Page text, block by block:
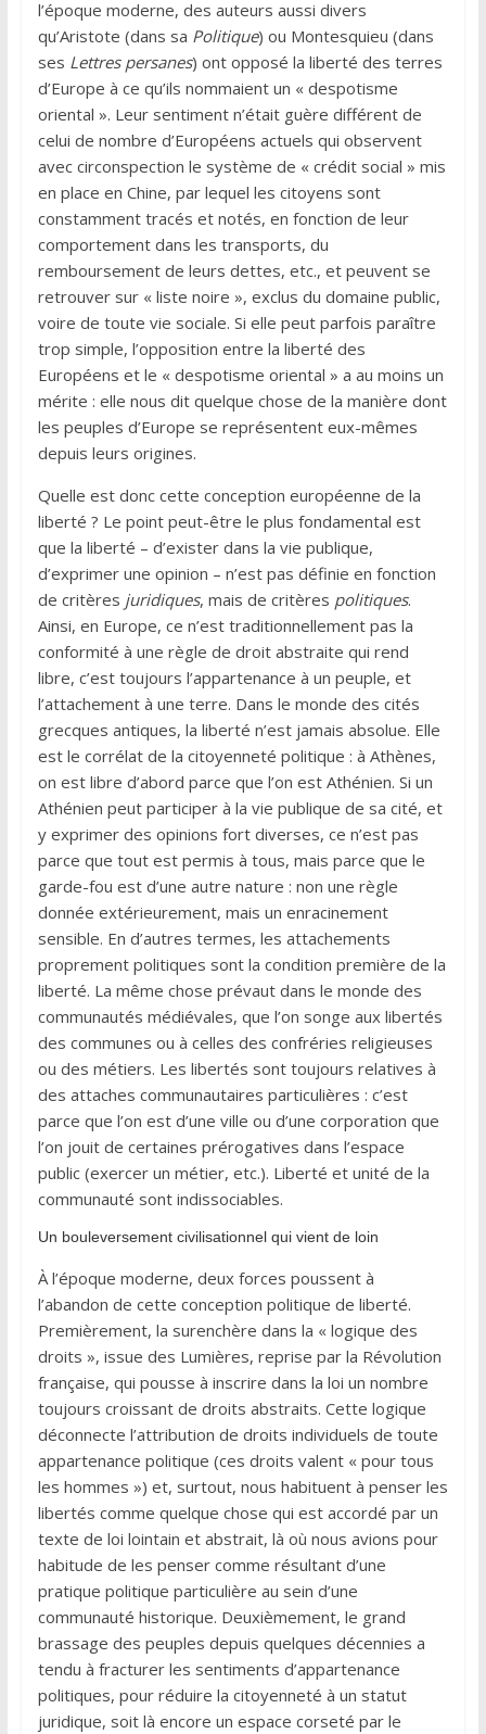
l’époque moderne, des auteurs aussi divers
qu’Aristote (dans sa Politique) ou Montesquieu (dans
ses Lettres persanes) ont opposé la liberté des terres
d’Europe à ce qu’ils nommaient un « despotisme
oriental ». Leur sentiment n’était guère différent de
celui de nombre d’Européens actuels qui observent
avec circonspection le système de « crédit social » mis
en place en Chine, par lequel les citoyens sont
constamment tracés et notés, en fonction de leur
comportement dans les transports, du
remboursement de leurs dettes, etc., et peuvent se
retrouver sur « liste noire », exclus du domaine public,
voire de toute vie sociale. Si elle peut parfois paraître
trop simple, l’opposition entre la liberté des
Européens et le « despotisme oriental » a au moins un
mérite : elle nous dit quelque chose de la manière dont
les peuples d’Europe se représentent eux-mêmes
depuis leurs origines.
Quelle est donc cette conception européenne de la
liberté ? Le point peut-être le plus fondamental est
que la liberté – d’exister dans la vie publique,
d’exprimer une opinion – n’est pas définie en fonction
de critères juridiques, mais de critères politiques.
Ainsi, en Europe, ce n’est traditionnellement pas la
conformité à une règle de droit abstraite qui rend
libre, c’est toujours l’appartenance à un peuple, et
l’attachement à une terre. Dans le monde des cités
grecques antiques, la liberté n’est jamais absolue. Elle
est le corrélat de la citoyenneté politique : à Athènes,
on est libre d’abord parce que l’on est Athénien. Si un
Athénien peut participer à la vie publique de sa cité, et
y exprimer des opinions fort diverses, ce n’est pas
parce que tout est permis à tous, mais parce que le
garde-fou est d’une autre nature : non une règle
donnée extérieurement, mais un enracinement
sensible. En d’autres termes, les attachements
proprement politiques sont la condition première de la
liberté. La même chose prévaut dans le monde des
communautés médiévales, que l’on songe aux libertés
des communes ou à celles des confréries religieuses
ou des métiers. Les libertés sont toujours relatives à
des attaches communautaires particulières : c’est
parce que l’on est d’une ville ou d’une corporation que
l’on jouit de certaines prérogatives dans l’espace
public (exercer un métier, etc.). Liberté et unité de la
communauté sont indissociables.
Un bouleversement civilisationnel qui vient de loin
À l’époque moderne, deux forces poussent à
l’abandon de cette conception politique de liberté.
Premièrement, la surenchère dans la « logique des
droits », issue des Lumières, reprise par la Révolution
française, qui pousse à inscrire dans la loi un nombre
toujours croissant de droits abstraits. Cette logique
déconnecte l’attribution de droits individuels de toute
appartenance politique (ces droits valent « pour tous
les hommes ») et, surtout, nous habituent à penser les
libertés comme quelque chose qui est accordé par un
texte de loi lointain et abstrait, là où nous avions pour
habitude de les penser comme résultant d’une
pratique politique particulière au sein d’une
communauté historique. Deuxièmement, le grand
brassage des peuples depuis quelques décennies a
tendu à fracturer les sentiments d’appartenance
politiques, pour réduire la citoyenneté à un statut
juridique, soit là encore un espace corseté par le